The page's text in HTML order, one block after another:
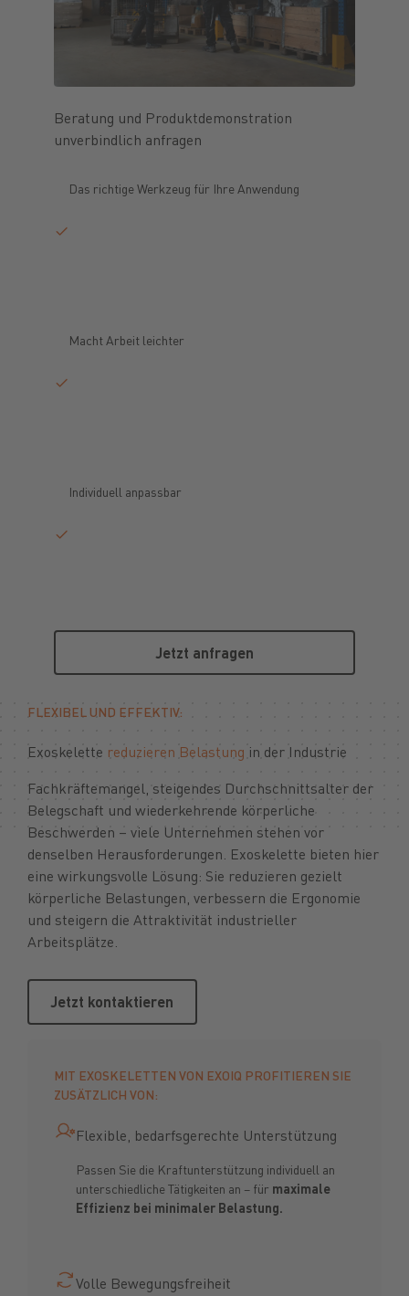
Beratung und Produktdemonstration
unverbindlich anfragen
Das richtige Werkzeug für Ihre Anwendung
Macht Arbeit leichter
Individuell anpassbar
Jetzt anfragen
FLEXIBEL UND EFFEKTIV:
Exoskelette reduzieren Belastung in der Industrie
Fachkräftemangel, steigendes Durchschnittsalter der
Belegschaft und wiederkehrende körperliche
Beschwerden – viele Unternehmen stehen vor
denselben Herausforderungen. Exoskelette bieten hier
eine wirkungsvolle Lösung: Sie reduzieren gezielt
körperliche Belastungen, verbessern die Ergonomie
und steigern die Attraktivität industrieller
Arbeitsplätze.
Jetzt kontaktieren
Jetzt kontaktieren
MIT EXOSKELETTEN VON EXOIQ PROFITIEREN SIE
ZUSÄTZLICH VON:
Flexible, bedarfsgerechte Unterstützung
Passen Sie die Kraftunterstützung individuell an
unterschiedliche Tätigkeiten an – für maximale
Effizienz bei minimaler Belastung.
Volle Bewegungsfreiheit